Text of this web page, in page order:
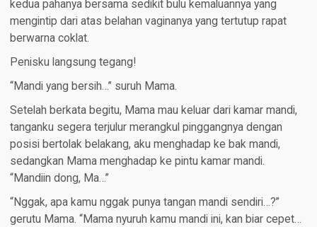
kedua pahanya bersama sedikit bulu kemaluannya yang
mengintip dari atas belahan vaginanya yang tertutup rapat
berwarna coklat.
Penisku langsung tegang!
“Mandi yang bersih…” suruh Mama.
Setelah berkata begitu, Mama mau keluar dari kamar mandi,
tanganku segera terjulur merangkul pinggangnya dengan
posisi bertolak belakang, aku menghadap ke bak mandi,
sedangkan Mama menghadap ke pintu kamar mandi.
“Mandiin dong, Ma…”
“Nggak, apa kamu nggak punya tangan mandi sendiri…?”
gerutu Mama. “Mama nyuruh kamu mandi ini, kan biar cepet…